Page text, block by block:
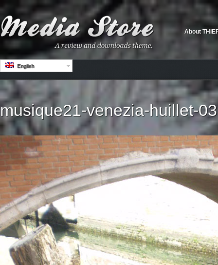
About
English
musique21-venezia-huillet-03